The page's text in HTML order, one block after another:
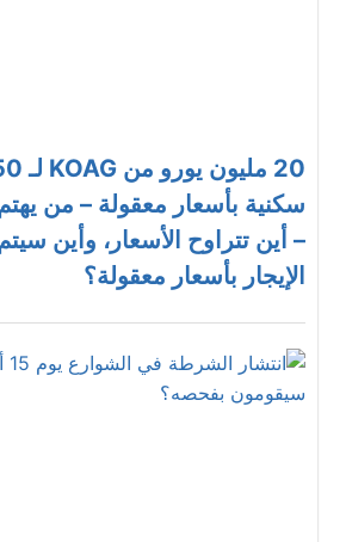
سكنية بأسعار معقولة – من
– أين تتراوح الأسعار، وأين
الإيجار بأسعار معقولة؟